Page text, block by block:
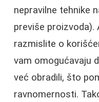
nepravilne tehnike
previše proizvoda).
razmislite o
vam omogućavaju
već obradili, što
ravnomernosti.